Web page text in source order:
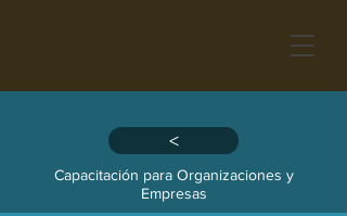
>
Capacitación para Organizaciones y
Empresas